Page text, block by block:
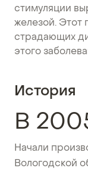
стимуляции
железой. Этот
страдающих
этого
История
В
Начали
Вологодской